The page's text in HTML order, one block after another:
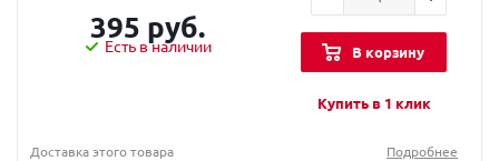
395 руб.
Есть в наличии В корзину
Купить в 1 клик
Доставка этого товара
Подробнее